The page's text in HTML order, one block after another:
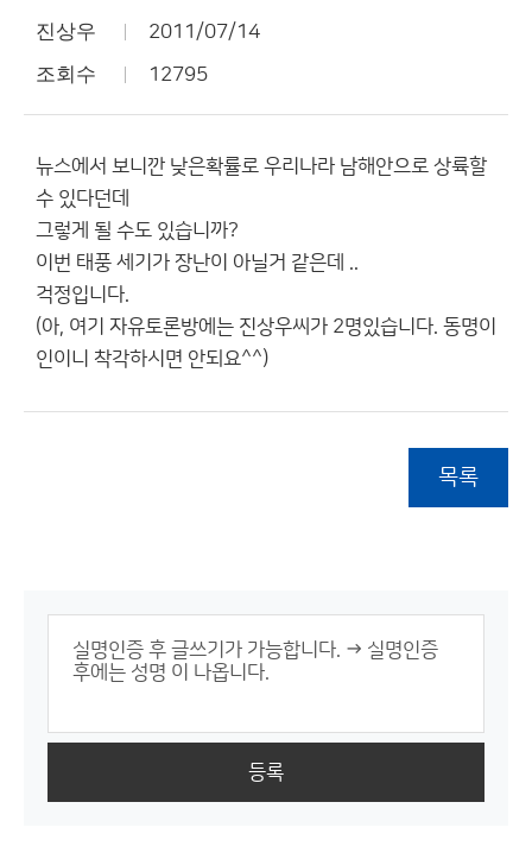
진상우 2011/07/14
조회수 12795
뉴스에서 보니깐 낮은확률로 우리나라 남해안으로 상륙할
수 있다던데
그렇게 될 수도 있습니까?
이번 태풍 세기가 장난이 아닐거 같은데 ..
걱정입니다.
(아, 여기 자유토론방에는 진상우씨가 2명있습니다. 동명이
인이니 착각하시면 안되요^^)
목록
등록